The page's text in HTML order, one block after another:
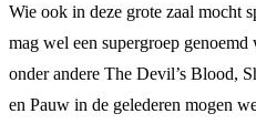
Wie ook in deze grote zaal mocht
mag wel een supergroep
onder andere The Devil’s Blood,
en Pauw in de gelederen mogen